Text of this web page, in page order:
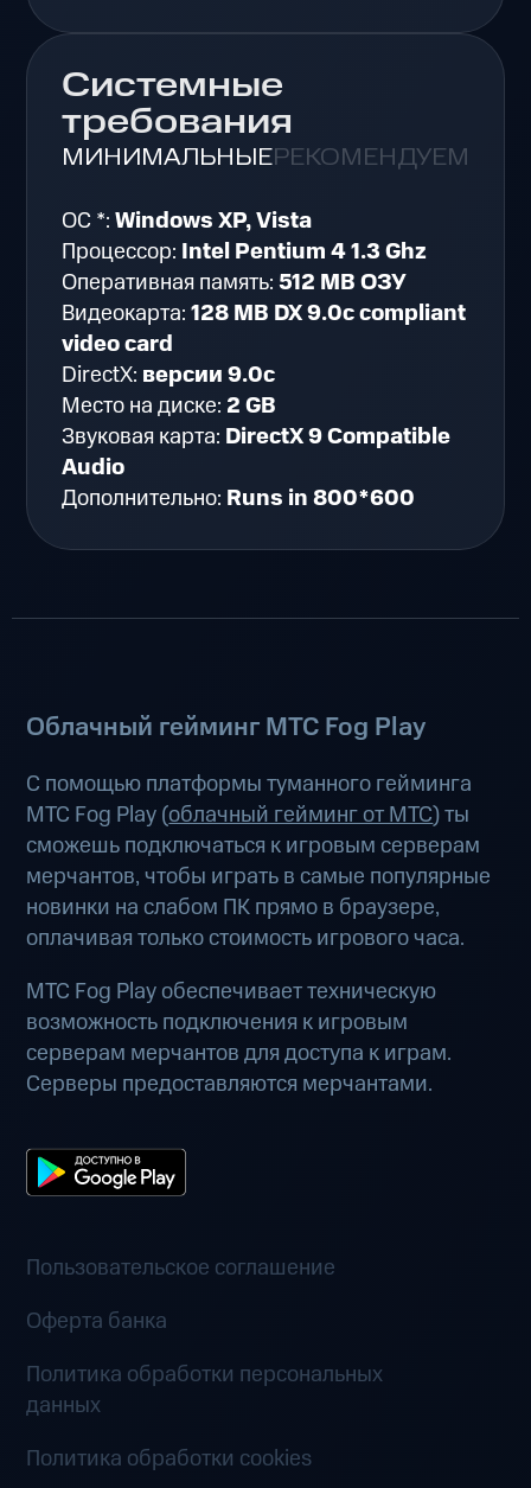
Системные
требования
МИНИМАЛЬНЫЕРЕКОМЕНДУЕМЫЕ
ОС *:Windows XP, Vista
Процессор: Intel Pentium 4 1.3 Ghz
Оперативная память:512 MB ОЗУ
Видеокарта:128 MB DX 9.0c compliant
video card
DirectX: версии 9.0c
Место на диске: 2 GB
Звуковая карта: DirectX 9 Compatible
Audio
Дополнительно: Runs in 800*600
Облачный гейминг МТС Fog Play
С помощью платформы туманного гейминга
МТС Fog Play (облачный гейминг от МТС) ты
сможешь подключаться к игровым серверам
мерчантов, чтобы играть в самые популярные
новинки на слабом ПК прямо в браузере,
оплачивая только стоимость игрового часа.
МТС Fog Play обеспечивает техническую
возможность подключения к игровым
серверам мерчантов для доступа к играм.
Серверы предоставляются мерчантами.
Пользовательское соглашение
Оферта банка
Политика обработки персональных
данных
Политика обработки cookies